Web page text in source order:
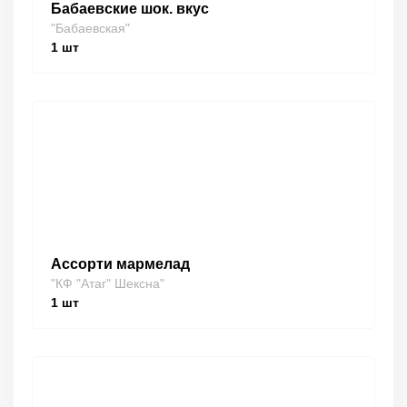
Бабаевские шок. вкус
"Бабаевская"
1 шт
Ассорти мармелад
"КФ "Атаг" Шексна"
1 шт